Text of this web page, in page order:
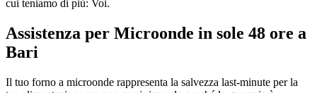
cui teniamo di più: Voi.
Assistenza per Microonde in sole 48 ore a
Bari
Il tuo forno a microonde rappresenta la salvezza last-minute per la